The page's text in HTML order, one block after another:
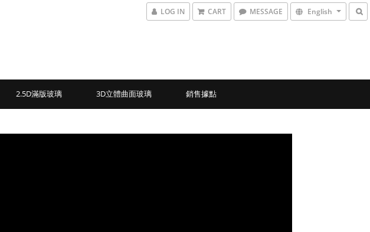
LOG IN CART MESSAGE English
2.5D滿版玻璃 3D立體曲面玻璃 銷售據點